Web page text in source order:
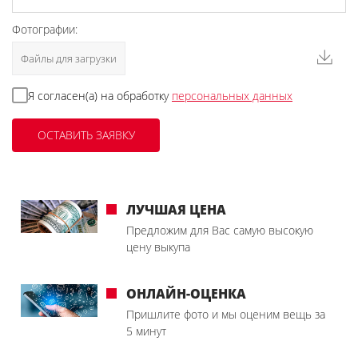
Фотографии:
Файлы для загрузки
Я согласен(а) на обработку персональных данных
ЛУЧШАЯ ЦЕНА
Предложим для Вас самую высокую
цену выкупа
ОНЛАЙН-ОЦЕНКА
Пришлите фото и мы оценим вещь за
5 минут